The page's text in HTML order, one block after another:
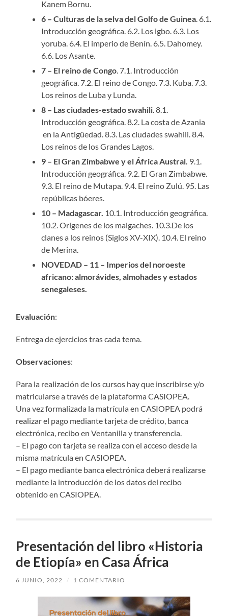
Kanem Bornu.
6 – Culturas de la selva del Golfo de Guinea . 6.1.
Introducción geográfica. 6.2. Los igbo. 6.3. Los
yoruba. 6.4. El imperio de Benín. 6.5. Dahomey.
6.6. Los Asante.
7 – El reino de Congo . 7.1. Introducción
geográfica. 7.2. El reino de Congo. 7.3. Kuba. 7.3.
Los reinos de Luba y Lunda.
8 – Las ciudades-estado swahili . 8.1.
Introducción geográfica. 8.2. La costa de Azania
en la Antigüedad. 8.3. Las ciudades swahili. 8.4.
Los reinos de los Grandes Lagos.
9 – El Gran Zimbabwe y el África Austral. 9.1.
Introducción geográfica. 9.2. El Gran Zimbabwe.
9.3. El reino de Mutapa. 9.4. El reino Zulú. 95. Las
repúblicas bóeres.
10 – Madagascar. 10.1. Introducción geográfica.
10.2. Orígenes de los malgaches. 10.3.De los
clanes a los reinos (Siglos XV-XIX). 10.4. El reino
de Merina.
NOVEDAD – 11 – Imperios del noroeste
africano: almorávides, almohades y estados
senegaleses.
Evaluación:
Entrega de ejercicios tras cada tema.
Observaciones:
Para la realización de los cursos hay que inscribirse y/o
matricularse a través de la plataforma CASIOPEA.
Una vez formalizada la matrícula en CASIOPEA podrá
realizar el pago mediante tarjeta de crédito, banca
electrónica, recibo en Ventanilla y transferencia.
– El pago con tarjeta se realiza con el acceso desde la
misma matrícula en CASIOPEA.
– El pago mediante banca electrónica deberá realizarse
mediante la introducción de los datos del recibo
obtenido en CASIOPEA.
Presentación del libro «Historia
de Etiopía» en Casa África
6 JUNIO, 2022 / 1 COMENTARIO